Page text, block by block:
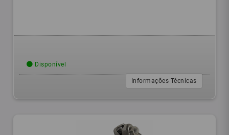
Disponível
Informações Técnicas